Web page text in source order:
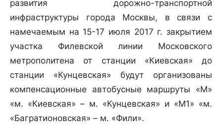
развития дорожно-транспортной
инфраструктуры города Москвы, в связи с
намечаемым на 15-17 июля 2017 г. закрытием
участка Филевской линии Московского
метрополитена от станции «Киевская» до
станции «Кунцевская» будут организованы
компенсационные автобусные маршруты «М»
«м. «Киевская» – м. «Кунцевская» и «М1» «м.
«Багратионовская» – м. «Фили».